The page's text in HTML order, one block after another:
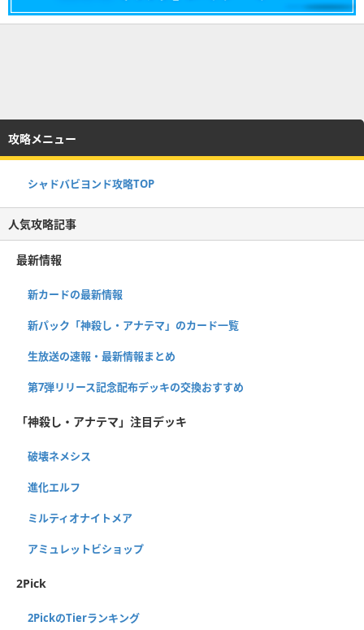
攻略メニュー
シャドバビヨンド攻略TOP
人気攻略記事
最新情報
新カードの最新情報
新パック「神殺し・アナテマ」のカード一覧
生放送の速報・最新情報まとめ
第7弾リリース記念配布デッキの交換おすすめ
「神殺し・アナテマ」注目デッキ
破壊ネメシス
進化エルフ
ミルティオナイトメア
アミュレットビショップ
2Pick
2PickのTierランキング